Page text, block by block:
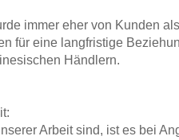
immer eher von Kunden
für eine langfristige
Händlern.
Arbeit sind, ist es bei